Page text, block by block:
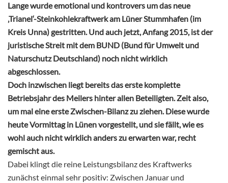
Lange wurde emotional und kontrovers um das neue
‚Trianel‘-Steinkohlekraftwerk am Lüner Stummhafen (im
Kreis Unna) gestritten. Und auch jetzt, Anfang 2015, ist der
juristische Streit mit dem BUND (Bund für Umwelt und
Naturschutz Deutschland) noch nicht wirklich
abgeschlossen.
Doch inzwischen liegt bereits das erste komplette
Betriebsjahr des Meilers hinter allen Beteiligten. Zeit also,
um mal eine erste Zwischen-Bilanz zu ziehen. Diese wurde
heute Vormittag in Lünen vorgestellt, und sie fällt, wie es
wohl auch nicht wirklich anders zu erwarten war, recht
gemischt aus.
Dabei klingt die reine Leistungsbilanz des Kraftwerks
zunächst einmal sehr positiv: Zwischen Januar und